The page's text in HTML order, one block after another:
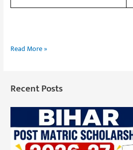
Read More »
Recent Posts